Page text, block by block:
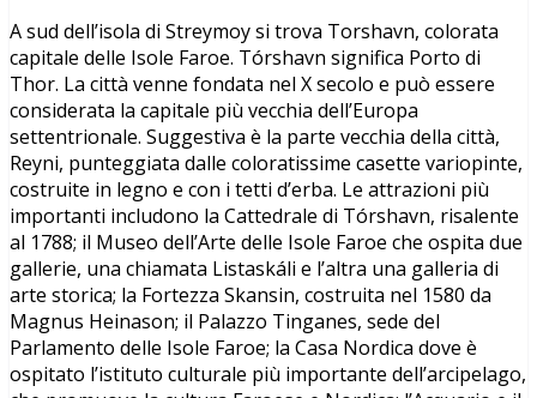
A sud dell’isola di Streymoy si trova Torshavn, colorata
capitale delle Isole Faroe. Tórshavn significa Porto di
Thor. La città venne fondata nel X secolo e può essere
considerata la capitale più vecchia dell’Europa
settentrionale. Suggestiva è la parte vecchia della città,
Reyni, punteggiata dalle coloratissime casette variopinte,
costruite in legno e con i tetti d’erba. Le attrazioni più
importanti includono la Cattedrale di Tórshavn, risalente
al 1788; il Museo dell’Arte delle Isole Faroe che ospita due
gallerie, una chiamata Listaskáli e l’altra una galleria di
arte storica; la Fortezza Skansin, costruita nel 1580 da
Magnus Heinason; il Palazzo Tinganes, sede del
Parlamento delle Isole Faroe; la Casa Nordica dove è
ospitato l’istituto culturale più importante dell’arcipelago,